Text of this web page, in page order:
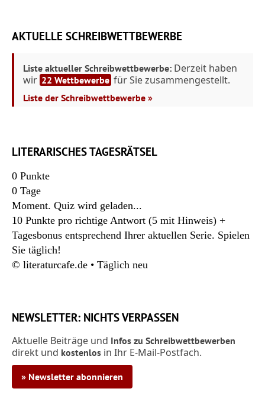
AKTUELLE SCHREIBWETTBEWERBE
Liste aktueller Schreibwettbewerbe: Derzeit haben
wir 22 Wettbewerbe für Sie zusammengestellt.
Liste der Schreibwettbewerbe »
LITERARISCHES TAGESRÄTSEL
0 Punkte
0 Tage
Moment. Quiz wird geladen...
10 Punkte pro richtige Antwort (5 mit Hinweis) +
Tagesbonus entsprechend Ihrer aktuellen Serie. Spielen
Sie täglich!
© literaturcafe.de • Täglich neu
NEWSLETTER: NICHTS VERPASSEN
Aktuelle Beiträge und Infos zu Schreibwettbewerben
direkt und kostenlos in Ihr E-Mail-Postfach.
» Newsletter abonnieren